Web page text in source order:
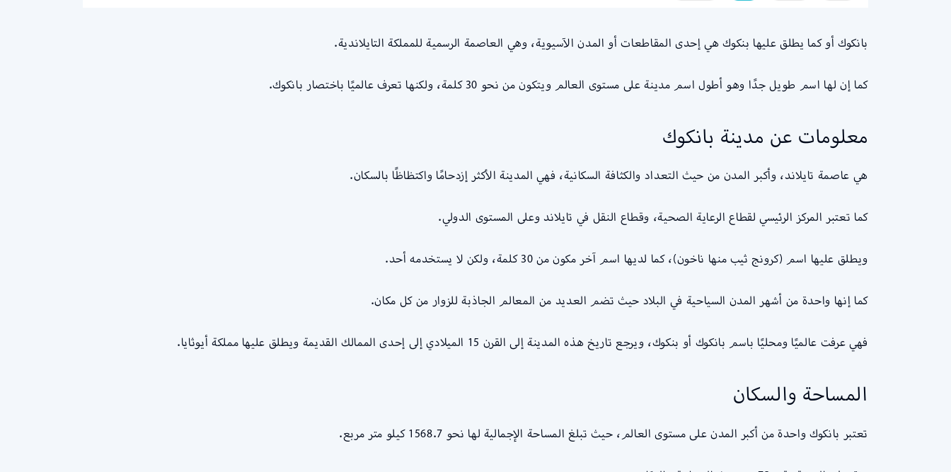
بانكوك أو كما يطلق عليها بنكوك هي إحدى المقاطعات أو المدن الآسيوية، وهي العاصمة الرسمية للمملكة التايلاندية.
كما إن لها اسم طويل جدًا وهو أطول اسم مدينة على مستوى العالم ويتكون من نحو 30 كلمة، ولكنها تعرف عالميًا باختصار بانكوك.
معلومات عن مدينة بانكوك
هي عاصمة تايلاند، وأكبر المدن من حيث التعداد والكثافة السكانية، فهي المدينة الأكثر إزدحامًا واكتظاظًا بالسكان.
كما تعتبر المركز الرئيسي لقطاع الرعاية الصحية، وقطاع النقل في تايلاند وعلى المستوى الدولي.
ويطلق عليها اسم (كرونج ثيب منها ناخون)، كما لديها اسم آخر مكون من 30 كلمة، ولكن لا يستخدمه أحد.
كما إنها واحدة من أشهر المدن السياحية في البلاد حيث تضم العديد من المعالم الجاذبة للزوار من كل مكان.
فهي عرفت عالميًا ومحليًا باسم بانكوك أو بنكوك، ويرجع تاريخ هذه المدينة إلى القرن 15 الميلادي إلى إحدى الممالك القديمة ويطلق عليها مملكة أيوثايا.
المساحة والسكان
تعتبر بانكوك واحدة من أكبر المدن على مستوى العالم، حيث تبلغ المساحة الإجمالية لها نحو 1568.7 كيلو متر مربع.